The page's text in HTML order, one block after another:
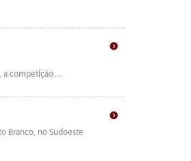
a competição…
Branco, no Sudoeste